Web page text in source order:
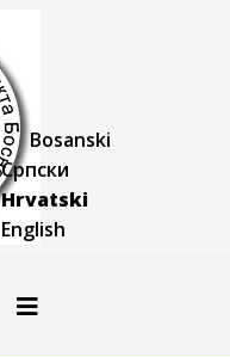
Bosanski
Српски
Hrvatski
English